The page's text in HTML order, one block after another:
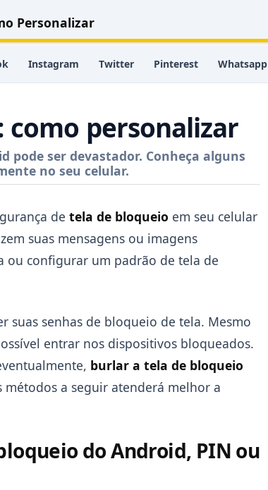
Personalizar
Instagram Twitter Pinterest Whatsapp
como personalizar
pode ser devastador. Conheça alguns
no seu celular.
de tela de bloqueio em seu celular
suas mensagens ou imagens
ou configurar um padrão de tela de
suas senhas de bloqueio de tela. Mesmo
entrar nos dispositivos bloqueados.
burlar a tela de bloqueio
a seguir atenderá melhor a
do Android, PIN ou
Copiar